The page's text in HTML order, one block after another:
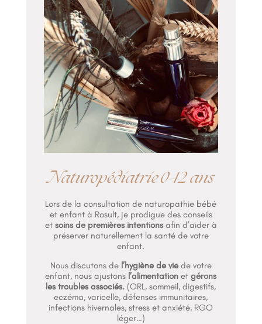
Naturopédiatrie 0-12 ans
Lors de la consultation de naturopathie bébé
et enfant à Rosult, je prodigue des conseils
et soins de premières intentions afin d’aider à
préserver naturellement la santé de votre
enfant.
Nous discutons de l’hygiène de vie de votre
enfant, nous ajustons l’alimentation et gérons
les troubles associés. (ORL, sommeil, digestifs,
eczéma, varicelle, défenses immunitaires,
infections hivernales, stress et anxiété, RGO
léger…)